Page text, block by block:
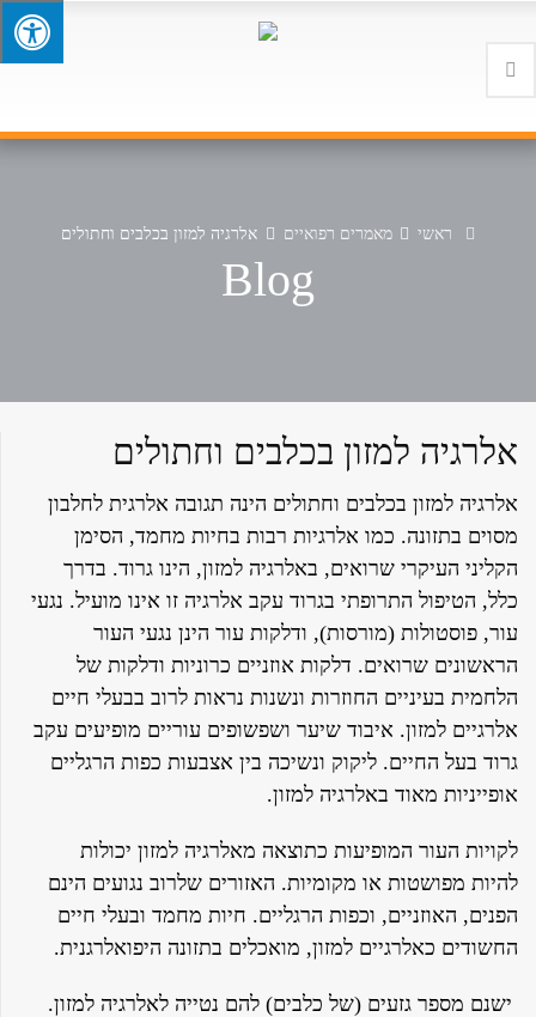
ראשי מאמרים רפואיים אלרגיה למזון בכלבים וחתולים
Blog
אלרגיה למזון בכלבים וחתולים
אלרגיה למזון בכלבים וחתולים הינה תגובה אלרגית לחלבון
מסוים בתזונה. כמו אלרגיות רבות בחיות מחמד, הסימן
הקליני העיקרי שרואים, באלרגיה למזון, הינו גרוד. בדרך
כלל, הטיפול התרופתי בגרוד עקב אלרגיה זו אינו מועיל. נגעי
עור, פוסטולות (מורסות), ודלקות עור הינן נגעי העור
הראשונים שרואים. דלקות אוזניים כרוניות ודלקות של
הלחמית בעיניים החוזרות ונשנות נראות לרוב בבעלי חיים
אלרגיים למזון. איבוד שיער ושפשופים עוריים מופיעים עקב
גרוד בעל החיים. ליקוק ונשיכה בין אצבעות כפות הרגליים
אופייניות מאוד באלרגיה למזון.
לקויות העור המופיעות כתוצאה מאלרגיה למזון יכולות
להיות מפושטות או מקומיות. האזורים שלרוב נגועים הינם
הפנים, האוזניים, וכפות הרגליים. חיות מחמד ובעלי חיים
החשודים כאלרגיים למזון, מואכלים בתזונה היפואלרגנית.
ישנם מספר גזעים (של כלבים) להם נטייה לאלרגיה למזון.